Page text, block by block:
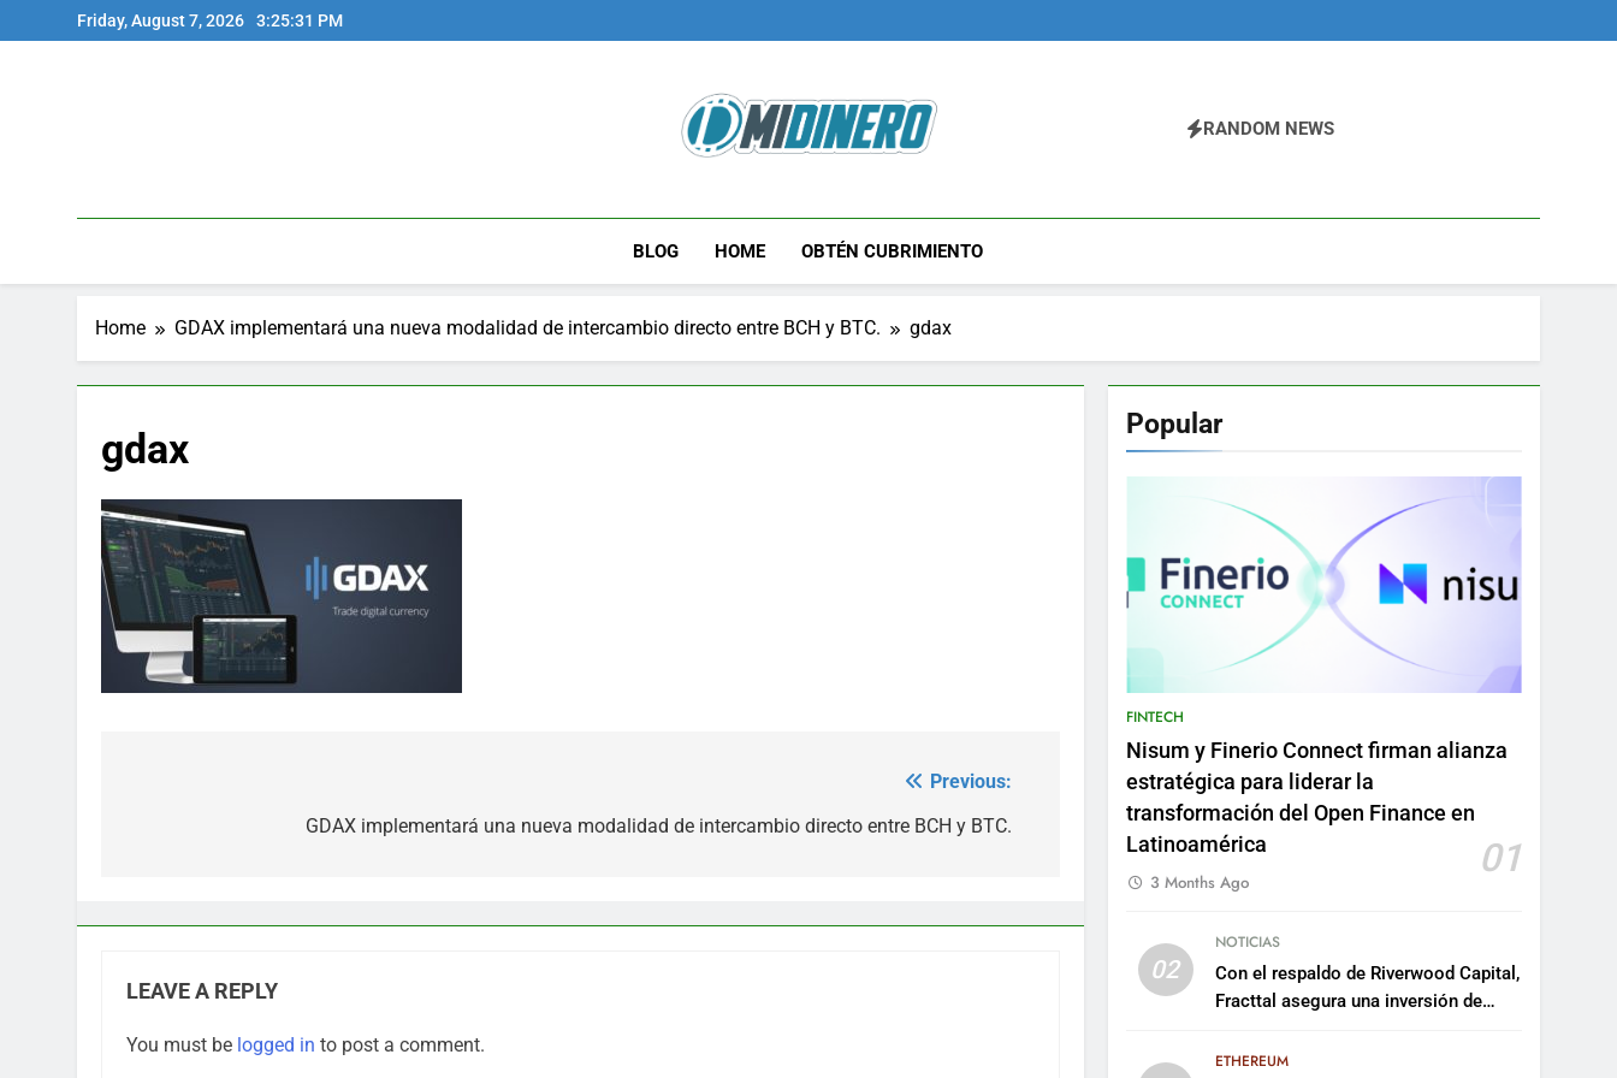
to
Friday, August 7, 2026 3:25:31 PM
Midinero.co
RANDOM NEWS
BLOG HOME OBTÉN CUBRIMIENTO
Home GDAX implementará una nueva modalidad de intercambio directo entre BCH y BTC. gdax
gdax
Previous:
GDAX implementará una nueva modalidad de intercambio directo entre BCH y BTC.
LEAVE A REPLY
You must be logged in to post a comment.
Popular
FINTECH
Nisum y Finerio Connect firman alianza
estratégica para liderar la
transformación del Open Finance en
Latinoamérica
01
3 Months Ago
02
NOTICIAS
Con el respaldo de Riverwood Capital,
Fracttal asegura una inversión de
plataforma
ETHEREUM